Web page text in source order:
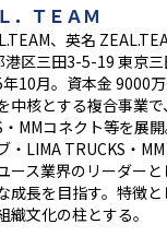
．ＴＥＡＭ
、英名
区三田3-5-19 東京
10月。資本金 9000
中核とする複合事業
MMコネクト等を展
・LIMA TRUCKS・
ース業界のリーダー
成長を目指す。特徴
織文化の柱とする。